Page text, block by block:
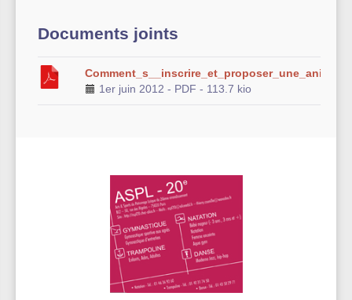
Documents joints
1er juin 2012 - PDF - 113.7 kio